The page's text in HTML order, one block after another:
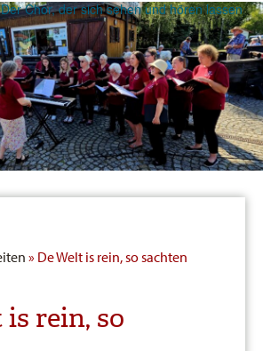
» De Welt is rein, so sachten
is rein, so